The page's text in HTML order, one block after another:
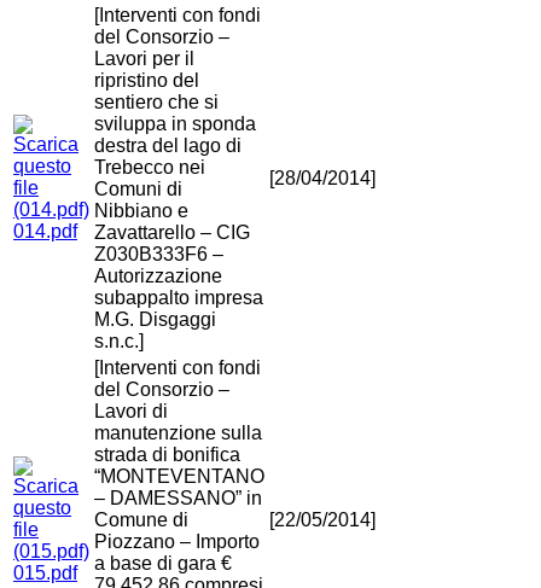
014.pdf
[Interventi con fondi
del Consorzio –
Lavori per il
ripristino del
sentiero che si
sviluppa in sponda
destra del lago di
Trebecco nei
Comuni di
Nibbiano e
Zavattarello – CIG
Z030B333F6 –
Autorizzazione
subappalto impresa
M.G. Disgaggi
s.n.c.]
[28/04/2014]
015.pdf
[Interventi con fondi
del Consorzio –
Lavori di
manutenzione sulla
strada di bonifica
“MONTEVENTANO
– DAMESSANO” in
Comune di
Piozzano – Importo
a base di gara €
[22/05/2014]